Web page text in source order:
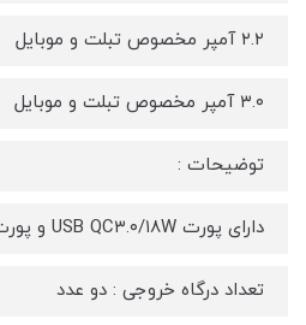
۲.۲ آمپر مخصوص تبلت و موبایل
۳.۰ آمپر مخصوص تبلت و موبایل
توضیحات :
دارای پورت USB QC۳.۰/۱۸W و پورت PD/۲۰W
تعداد درگاه خروجی : دو عدد